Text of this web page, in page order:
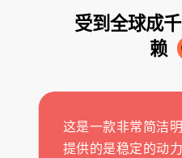
受到全球成
赖
这是一款非常简洁
提供的是稳定的动